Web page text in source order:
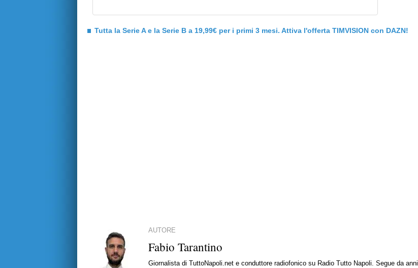
Tutta la Serie A e la Serie B a 19,99€ per i primi 3 mesi. Attiva l'offerta TIMVISION con DAZN!
AUTORE
Fabio Tarantino
Giornalista di TuttoNapoli.net e conduttore radiofonico su Radio Tutto Napoli. Segue da anni